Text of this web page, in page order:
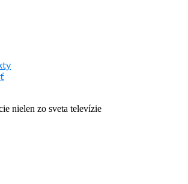
nielen zo sveta televízie